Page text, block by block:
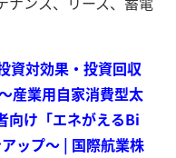
資対効果・投資回収
産業用自家消費型太
向け「エネがえるBi
ップ～ | 国際航業株